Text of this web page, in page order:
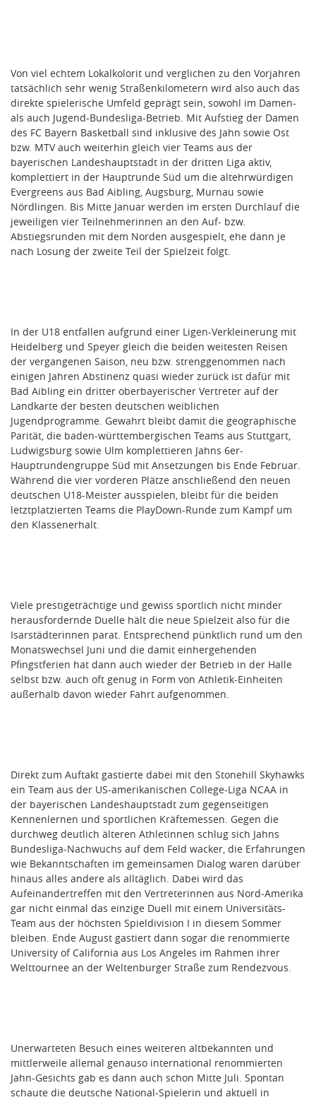
Von viel echtem Lokalkolorit und verglichen zu den Vorjahren
tatsächlich sehr wenig Straßenkilometern wird also auch das
direkte spielerische Umfeld geprägt sein, sowohl im Damen-
als auch Jugend-Bundesliga-Betrieb. Mit Aufstieg der Damen
des FC Bayern Basketball sind inklusive des Jahn sowie Ost
bzw. MTV auch weiterhin gleich vier Teams aus der
bayerischen Landeshauptstadt in der dritten Liga aktiv,
komplettiert in der Hauptrunde Süd um die altehrwürdigen
Evergreens aus Bad Aibling, Augsburg, Murnau sowie
Nördlingen. Bis Mitte Januar werden im ersten Durchlauf die
jeweiligen vier Teilnehmerinnen an den Auf- bzw.
Abstiegsrunden mit dem Norden ausgespielt, ehe dann je
nach Losung der zweite Teil der Spielzeit folgt.
In der U18 entfallen aufgrund einer Ligen-Verkleinerung mit
Heidelberg und Speyer gleich die beiden weitesten Reisen
der vergangenen Saison, neu bzw. strenggenommen nach
einigen Jahren Abstinenz quasi wieder zurück ist dafür mit
Bad Aibling ein dritter oberbayerischer Vertreter auf der
Landkarte der besten deutschen weiblichen
Jugendprogramme. Gewahrt bleibt damit die geographische
Parität, die baden-württembergischen Teams aus Stuttgart,
Ludwigsburg sowie Ulm komplettieren Jahns 6er-
Hauptrundengruppe Süd mit Ansetzungen bis Ende Februar.
Während die vier vorderen Plätze anschließend den neuen
deutschen U18-Meister ausspielen, bleibt für die beiden
letztplatzierten Teams die PlayDown-Runde zum Kampf um
den Klassenerhalt.
Viele prestigeträchtige und gewiss sportlich nicht minder
herausfordernde Duelle hält die neue Spielzeit also für die
Isarstädterinnen parat. Entsprechend pünktlich rund um den
Monatswechsel Juni und die damit einhergehenden
Pfingstferien hat dann auch wieder der Betrieb in der Halle
selbst bzw. auch oft genug in Form von Athletik-Einheiten
außerhalb davon wieder Fahrt aufgenommen.
Direkt zum Auftakt gastierte dabei mit den Stonehill Skyhawks
ein Team aus der US-amerikanischen College-Liga NCAA in
der bayerischen Landeshauptstadt zum gegenseitigen
Kennenlernen und sportlichen Kräftemessen. Gegen die
durchweg deutlich älteren Athletinnen schlug sich Jahns
Bundesliga-Nachwuchs auf dem Feld wacker, die Erfahrungen
wie Bekanntschaften im gemeinsamen Dialog waren darüber
hinaus alles andere als alltäglich. Dabei wird das
Aufeinandertreffen mit den Vertreterinnen aus Nord-Amerika
gar nicht einmal das einzige Duell mit einem Universitäts-
Team aus der höchsten Spieldivision I in diesem Sommer
bleiben. Ende August gastiert dann sogar die renommierte
University of California aus Los Angeles im Rahmen ihrer
Welttournee an der Weltenburger Straße zum Rendezvous.
Unerwarteten Besuch eines weiteren altbekannten und
mittlerweile allemal genauso international renommierten
Jahn-Gesichts gab es dann auch schon Mitte Juli. Spontan
schaute die deutsche National-Spielerin und aktuell in